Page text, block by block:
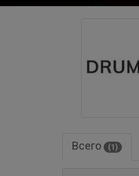
Всего (1)